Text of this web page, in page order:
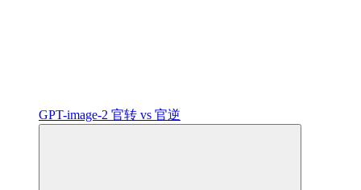
GPT-image-2 官转 vs 官逆